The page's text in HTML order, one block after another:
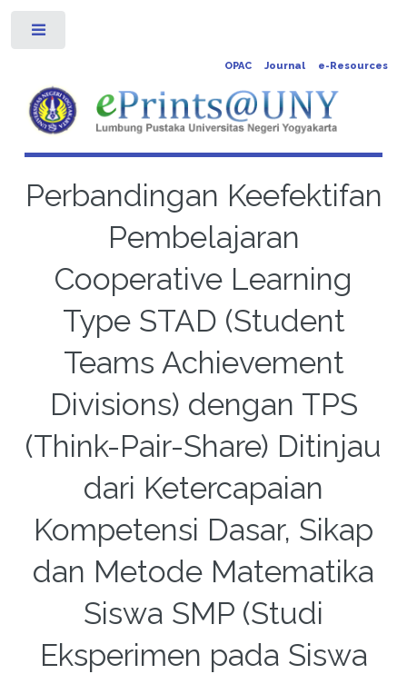
OPAC Journal e-Resources
Perbandingan Keefektifan
Pembelajaran
Cooperative Learning
Type STAD (Student
Teams Achievement
Divisions) dengan TPS
(Think-Pair-Share) Ditinjau
dari Ketercapaian
Kompetensi Dasar, Sikap
dan Metode Matematika
Siswa SMP (Studi
Eksperimen pada Siswa